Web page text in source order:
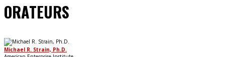
ORATEURS
Michael R. Strain, Ph.D.